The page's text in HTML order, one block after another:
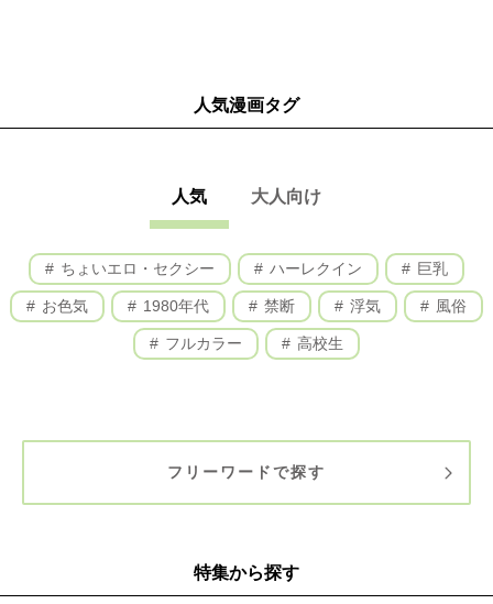
人気漫画タグ
人気 大人向け
ちょいエロ・セクシー ハーレクイン 巨乳
お色気 1980年代 禁断 浮気 風俗
フルカラー 高校生
フリーワードで探す
特集から探す